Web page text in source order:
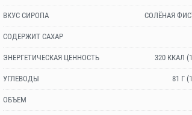
ВКУС СИРОПА СОЛЁНАЯ
СОДЕРЖИТ САХАР
ЭНЕРГЕТИЧЕСКАЯ ЦЕННОСТЬ 320 ККАЛ
УГЛЕВОДЫ 81 Г
ОБЪЕМ